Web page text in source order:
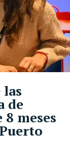
de
meses